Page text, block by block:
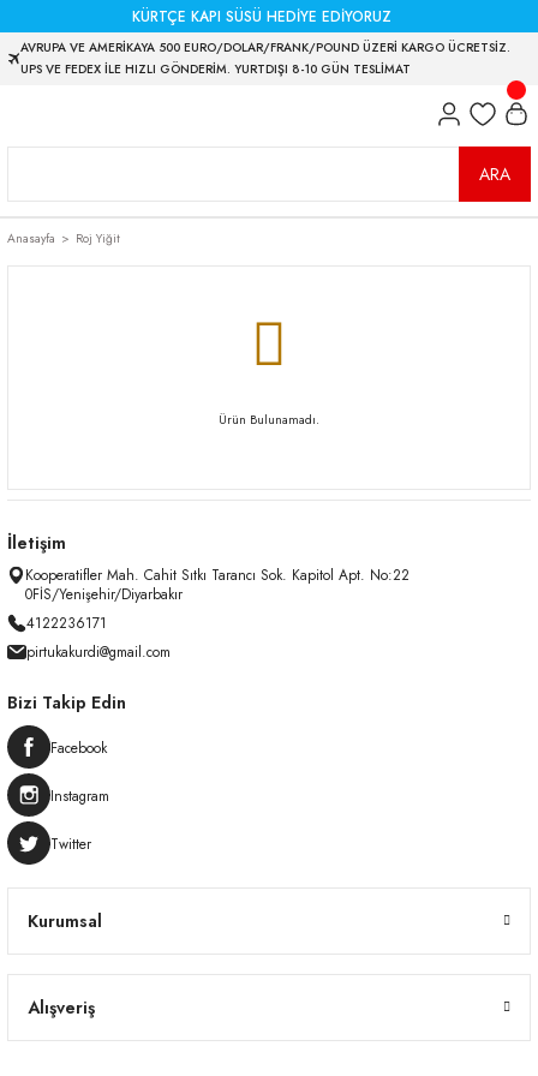
KÜRTÇE KAPI SÜSÜ HEDİYE EDİYORUZ
AVRUPA VE AMERİKAYA 500 EURO/DOLAR/FRANK/POUND ÜZERİ KARGO ÜCRETSİZ.
UPS VE FEDEX İLE HIZLI GÖNDERİM. YURTDIŞI 8-10 GÜN TESLİMAT
ARA
Anasayfa Roj Yiğit
Ürün Bulunamadı.
İletişim
Kooperatifler Mah. Cahit Sıtkı Tarancı Sok. Kapitol Apt. No:22
0FİS/Yenişehir/Diyarbakır
4122236171
pirtukakurdi@gmail.com
Kurumsal
Alışveriş
Bizi Takip Edin
Facebook
Instagram
Twitter